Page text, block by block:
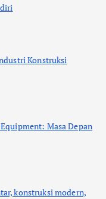
Konstruksi
Masa Depan
konstruksi modern,